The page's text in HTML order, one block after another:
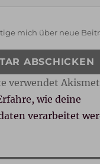
mich über neue
verwendet
wie deine
verarbeitet